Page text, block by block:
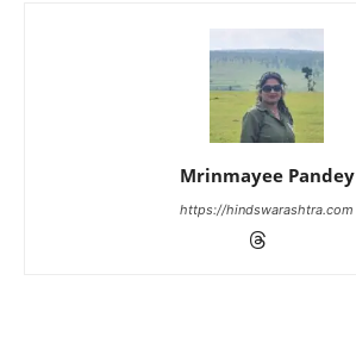
Mrinmayee Pandey
https://hindswarashtra.com